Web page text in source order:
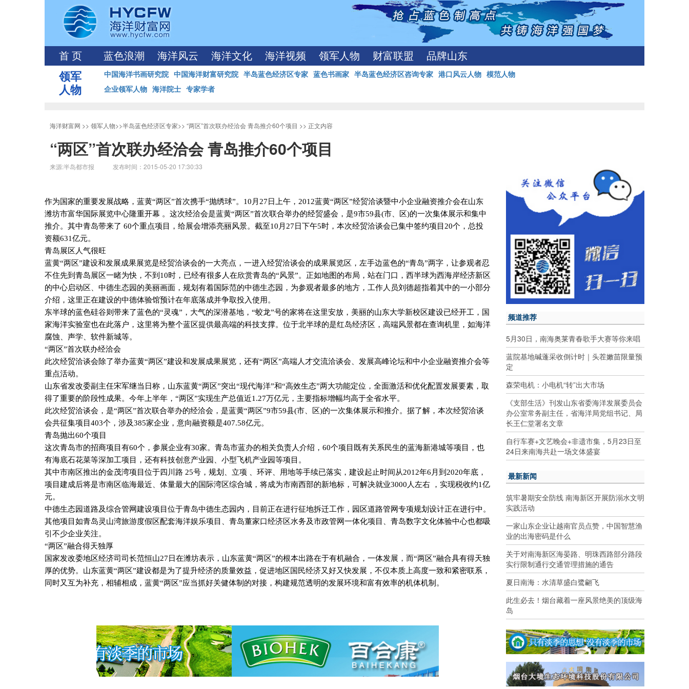
首 页 蓝色浪潮 海洋风云 海洋文化 海洋视频 领军人物 财富联盟 品牌山东
领军
人物
中国海洋书画研究院 中国海洋财富研究院 半岛蓝色经济区专家 蓝色书画家 半岛蓝色经济区咨询专家 港口风云人物 模范人物
企业领军人物 海洋院士 专家学者
海洋财富网 >> 领军人物>>半岛蓝色经济区专家>> “两区”首次联办经洽会 青岛推介60个项目 >> 正文内容
“两区”首次联办经洽会 青岛推介60个项目
来源:半岛都市报 发布时间：2015-05-20 17:30:33
作为国家的重要发展战略，蓝黄“两区”首次携手“抛绣球”。 10 月 27 日 上午， 2012蓝黄“两区”经贸洽谈暨中小企业融资推介会在山东
潍坊市富华国际展览中心隆重开幕 。这次经洽会是蓝黄“两区”首次联合举办的经贸盛会，是9市59县(市、区)的一次集体展示和集中
推介。其中青岛带来了 60个重点项目，给展会增添亮丽风景。截至10 月 27 日下午5时，本次经贸洽谈会已集中签约项目 20个，总投
资额631亿元。
青岛展区人气很旺
蓝黄“两区”建设和发展成果展览是经贸洽谈会的一大亮点，一进入经贸洽谈会的成果展览区，左手边蓝色的“青岛”两字，让参观者忍
不住先到青岛展区一睹为快，不到 10时，已经有很多人在欣赏青岛的“风景”。正如地图的布局，站在门口，西半球为西海岸经济新区
的中心启动区、中德生态园的美丽画面，规划有着国际范的中德生态园，为参观者最多的地方，工作人员刘德超指着其中的一小部分
介绍，这里正在建设的中德体验馆预计在年底落成并争取投入使用。
东半球的蓝色硅谷则带来了蓝色的“灵魂”，大气的深潜基地，“蛟龙”号的家将在这里安放，美丽的山东大学新校区建设已经开工，国
家海洋实验室也在此落户，这里将为整个蓝区提供最高端的科技支撑。位于北半球的是红岛经济区，高端风景都在查询机里，如海洋
腐蚀、声学、软件新城等。
“两区”首次联办经洽会
此次经贸洽谈会除了举办蓝黄“两区”建设和发展成果展览，还有“两区”高端人才交流洽谈会、发展高峰论坛和中小企业融资推介会等
重点活动。
山东省发改委副主任宋军继当日称，山东蓝黄“两区”突出“现代海洋”和“高效生态”两大功能定位，全面激活和优化配置发展要素，取
得了重要的阶段性成果。今年上半年，“两区”实现生产总值近1.27万亿元，主要指标增幅均高于全省水平。
此次经贸洽谈会，是“两区”首次联合举办的经洽会，是蓝黄“两区”9市59县(市、区)的一次集体展示和推介。据了解，本次经贸洽谈
会共征集项目 403个，涉及385家企业，意向融资额是407.58亿元。
青岛抛出60个项目
这次青岛市的招商项目有60个，参展企业有30家。青岛市蓝办的相关负责人介绍， 60个项目既有关系民生的蓝海新港城等项目，也
有海底石花菜等深加工项目，还有科技创意产业园、小型飞机产业园等项目。
其中市南区推出的金茂湾项目位于四川路 25号，规划、立项 、环评、用地等手续已落实，建设起止时间从2012年6 月到 2020年底，
项目建成后将是市南区临海最近、体量最大的国际湾区综合城，将成为市南西部的新地标，可解决就业3000 人左右 ，实现税收约1亿
元。
中德生态园道路及综合管网建设项目位于青岛中德生态园内，目前正在进行征地拆迁工作，园区道路管网专项规划设计正在进行中。
其他项目如青岛灵山湾旅游度假区配套海洋娱乐项目、青岛董家口经济区水务及市政管网一体化项目、青岛数字文化体验中心也都吸
引不少企业关注。
“两区”融合得天独厚
国家发改委地区经济司司长范恒山27 日在潍坊表示，山东蓝黄“两区”的根本出路在于有机融合，一体发展，而“两区”融合具有得天独
厚的优势。山东蓝黄“两区”建设都是为了提升经济的质量效益，促进地区国民经济又好又快发展，不仅本质上高度一致和紧密联系，
同时又互为补充，相辅相成，蓝黄“两区”应当抓好关健体制的对接，构建规范透明的发展环境和富有效率的机体机制。
频道推荐
5月30日，南海奥莱青春歌手大赛等你来唱
蓝院基地碱蓬采收倒计时｜头茬嫩苗限量预
定
森荣电机：小电机“转”出大市场
《支部生活》刊发山东省委海洋发展委员会
办公室常务副主任，省海洋局党组书记、局
长王仁堂署名文章
自行车赛+文艺晚会+非遗市集，5月23日至
24日来南海共赴一场文体盛宴
最新新闻
筑牢暑期安全防线 南海新区开展防溺水文明
实践活动
一家山东企业让越南官员点赞，中国智慧渔
业的出海密码是什么
关于对南海新区海晏路、明珠西路部分路段
实行限制通行交通管理措施的通告
夏日南海：水清草盛白鹭翩飞
此生必去！烟台藏着一座风景绝美的顶级海
岛